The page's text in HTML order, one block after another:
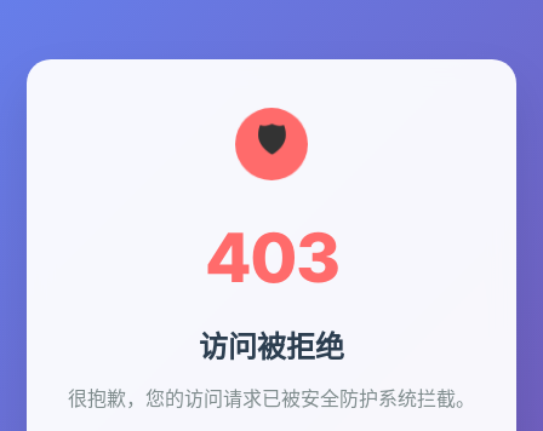
403
访问被拒绝
很抱歉，您的访问请求已被安全防护系统拦截。